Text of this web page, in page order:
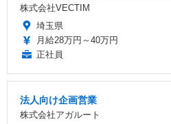
株式会社VECTIM
埼玉県
月給28万円～40万円
正社員
法人向け企画営業
株式会社アガルート